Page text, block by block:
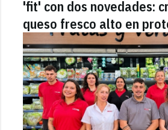
'fit' con dos novedades:
queso fresco alto en